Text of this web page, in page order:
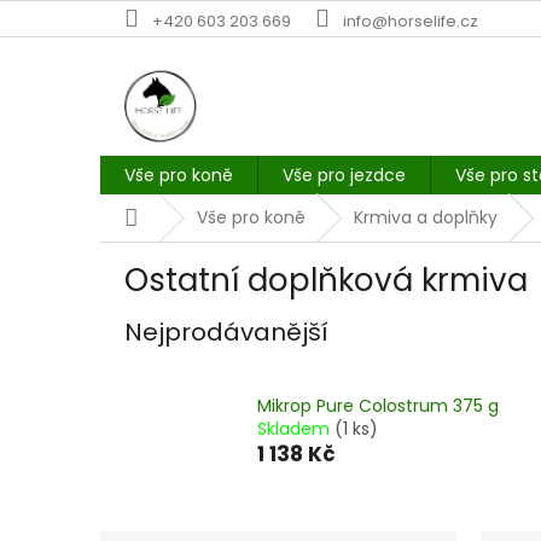
na
+420 603 203 669 info@horselife.cz
Vše pro koně Vše pro jezdce Vše pro
DomůVše pro koně Krmiva a doplňky
Ostatní doplňková krmiva
Nejprodávanější
Mikrop Pure Colostrum 375 g
Skladem (1 ks)
1 138 Kč